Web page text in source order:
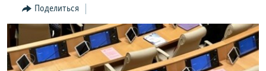
Вернутся
поиску
МИГРАНТ МЕДИА
Поделиться